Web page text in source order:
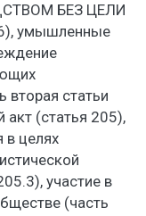
БЕЗ ЦЕЛИ
умышленные
вторая статьи
акт (статья 205),
в целях
участие в
(часть